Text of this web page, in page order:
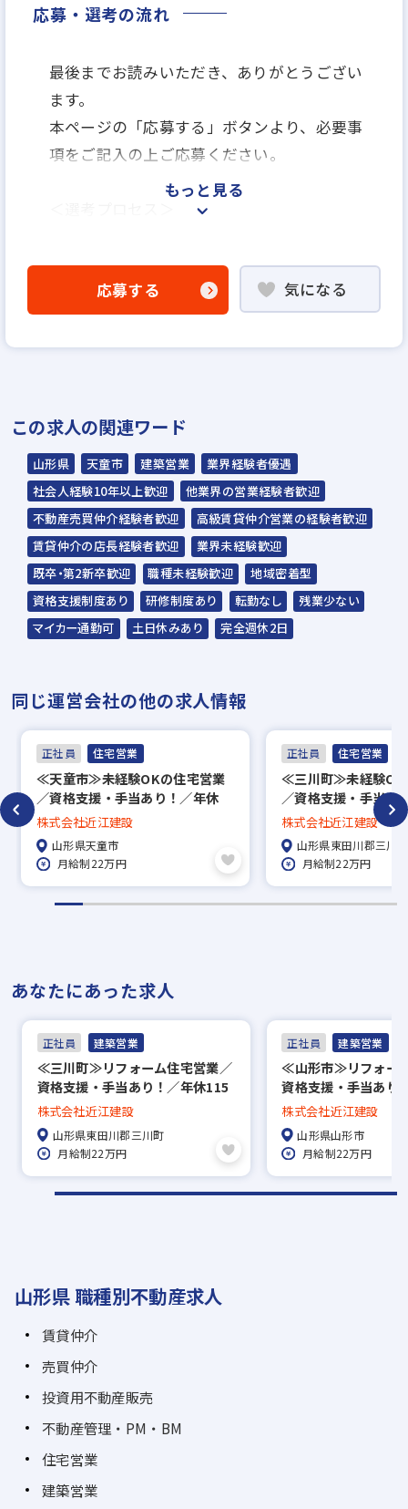
応募・選考の流れ
最後までお読みいただき、ありがとうござい
ます。
本ページの「応募する」ボタンより、必要事
項をご記入の上ご応募ください。
▼
WEB書類選考
▼
説明選考会（電話面談）
式会社が行います＊
スラッシュ株式会社からのご連絡をお待ち
ください。
ご連絡までに7日程度いただく場合があり
ます。予めご了承ください。
担当：スラッシュ株式会社
本社：東京都港区赤坂2-15-16 赤坂ふく
面接（オンライン面接可）
▼
内定
※入社時期は相談に応じます。
※現在、在職中の方も積極的にご応募くださ
い。応募の秘密は厳守いたします。
もっと見る
応募する 気になる
この求人の関連ワード
山形県 天童市 建築営業
業界経験者優遇
社会人経験10年以上歓迎
他業界の営業経験者歓迎
不動産売買仲介経験者歓迎
高級賃貸仲介営業の経験者歓迎
賃貸仲介の店長経験者歓迎
業界未経験歓迎
既卒・第2新卒歓迎
職種未経験歓迎
地域密着型
資格支援制度あり
研修制度あり 転勤なし
残業少ない
マイカー通勤可
土日休みあり 完全週休2日
同じ運営会社の他の求人情報
正社員 住宅営業
≪天童市≫未経験OKの住宅営業
／資格支援・手当あり！／年休
115日／火・水・祝やすみ
株式会社近江建設
山形県天童市
月給制22万円
正社員 住宅営業
≪三川町≫未経験OK
／資格支援・手当あ
115日／火・水・祝
株式会社近江建設
山形県東田川郡三川町
月給制22万円
あなたにあった求人
正社員 建築営業
≪三川町≫リフォーム住宅営業／
資格支援・手当あり！／年休115
日／火・水・祝やすみ
株式会社近江建設
山形県東田川郡三川町
月給制22万円
正社員 建築営業
≪山形市≫リフォー
資格支援・手当あり
日／火・水・祝やす
株式会社近江建設
山形県山形市
月給制22万円
山形県 職種別不動産求人
賃貸仲介
売買仲介
投資用不動産販売
不動産管理・PM・BM
住宅営業
建築営業